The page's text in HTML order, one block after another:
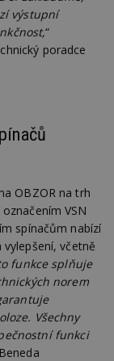
výstupní
“
poradce
OBZOR na trh
VSN
spínačům nabízí
včetně
funkce splňuje
norem
Všechny
funkci